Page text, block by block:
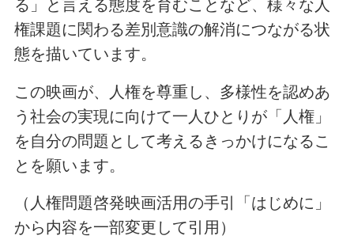
る」と言える態度を育むことなど、様々な人
権課題に関わる差別意識の解消につながる状
態を描いています。
この映画が、人権を尊重し、多様性を認めあ
う社会の実現に向けて一人ひとりが「人権」
を自分の問題として考えるきっかけになるこ
とを願います。
（人権問題啓発映画活用の手引「はじめに」
から内容を一部変更して引用）